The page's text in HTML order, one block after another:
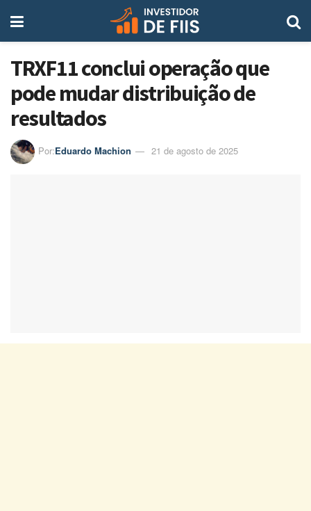
TRXF11 conclui operação que
pode mudar distribuição de
resultados
Por:Eduardo Machion 21 de agosto de 2025